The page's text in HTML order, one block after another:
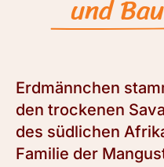
und
Erdmännchen
den trockenen
des südlichen
Familie der